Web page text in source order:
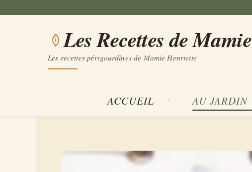
Les Recettes de Mamie
Les recettes périgourdines de Mamie Henriette
ACCUEIL AU JARDIN